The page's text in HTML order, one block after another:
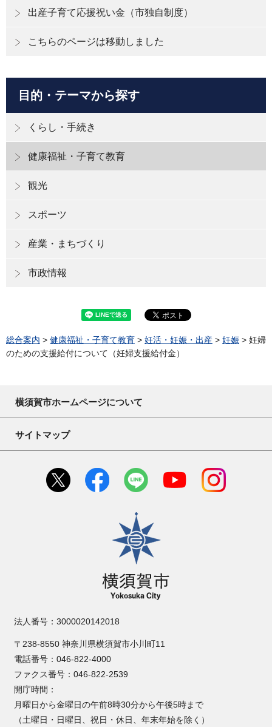
出産子育て応援祝い金（市独自制度）
こちらのページは移動しました
目的・テーマから探す
くらし・手続き
健康福祉・子育て教育
観光
スポーツ
産業・まちづくり
市政情報
総合案内 > 健康福祉・子育て教育 > 妊活・妊娠・出産 > 妊娠 > 妊婦
のための支援給付について（妊婦支援給付金）
横須賀市ホームページについて
サイトマップ
横須賀市
法人番号：3000020142018
〒238-8550 神奈川県横須賀市小川町11
電話番号：046-822-4000
ファクス番号：046-822-2539
開庁時間：
月曜日から金曜日の午前8時30分から午後5時まで
（土曜日・日曜日、祝日・休日、年末年始を除く）